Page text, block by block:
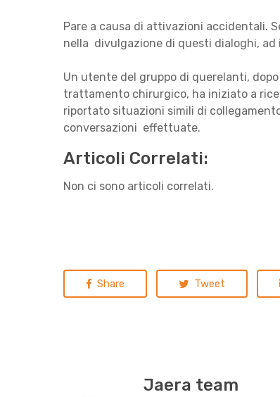
Pare a causa di attivazioni accidentali.
nella divulgazione di questi dialoghi,
Un utente del gruppo di querelanti,
trattamento chirurgico, ha iniziato a
riportato situazioni simili di
conversazioni effettuate.
Articoli Correlati:
Non ci sono articoli correlati.
Share Tweet
Jaera team